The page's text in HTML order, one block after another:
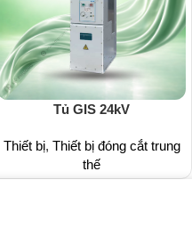
Tủ GIS 24kV
Thiết bị, Thiết bị đóng cắt trung
thế